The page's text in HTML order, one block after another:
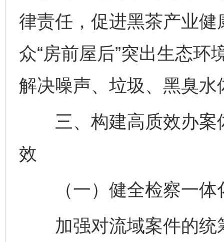
律责任，促进黑茶产业
众“房前屋后”突出生态
解决噪声、垃圾、黑臭
三、构建高质效办案
效
（一）健全检察一体
加强对流域案件的统